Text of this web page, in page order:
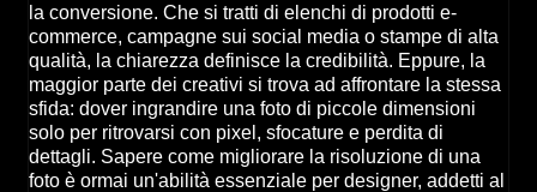
la conversione. Che si tratti di elenchi di prodotti e-
commerce, campagne sui social media o stampe di alta
qualità, la chiarezza definisce la credibilità. Eppure, la
maggior parte dei creativi si trova ad affrontare la stessa
sfida: dover ingrandire una foto di piccole dimensioni
solo per ritrovarsi con pixel, sfocature e perdita di
dettagli. Sapere come migliorare la risoluzione di una
foto è ormai un'abilità essenziale per designer, addetti al